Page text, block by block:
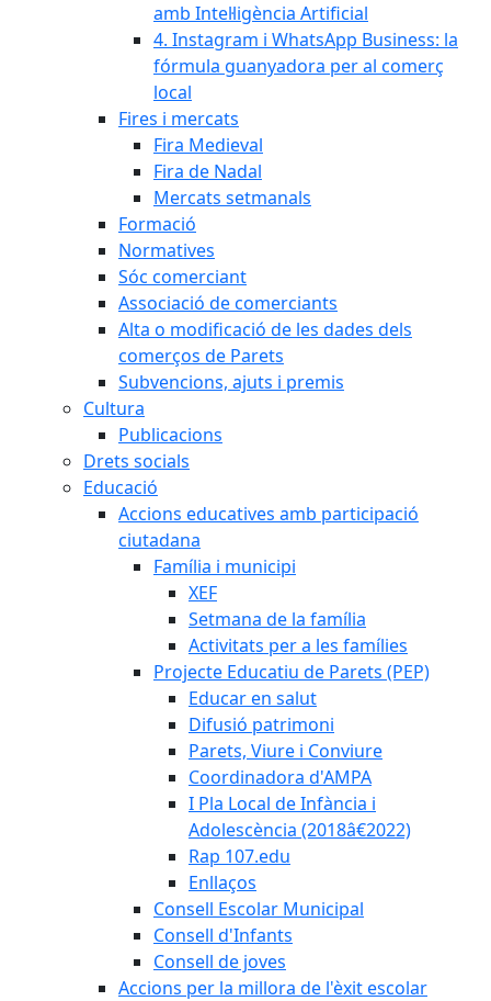
amb Intel·ligència Artificial
4. Instagram i WhatsApp Business: la
fórmula guanyadora per al comerç
local
Fires i mercats
Fira Medieval
Fira de Nadal
Mercats setmanals
Formació
Normatives
Sóc comerciant
Associació de comerciants
Alta o modificació de les dades dels
comerços de Parets
Subvencions, ajuts i premis
Cultura
Publicacions
Drets socials
Educació
Accions educatives amb participació
ciutadana
Família i municipi
XEF
Setmana de la família
Activitats per a les famílies
Projecte Educatiu de Parets (PEP)
Educar en salut
Difusió patrimoni
Parets, Viure i Conviure
Coordinadora d'AMPA
I Pla Local de Infància i
Adolescència (2018â€2022)
Rap 107.edu
Enllaços
Consell Escolar Municipal
Consell d'Infants
Consell de joves
Accions per la millora de l'èxit escolar